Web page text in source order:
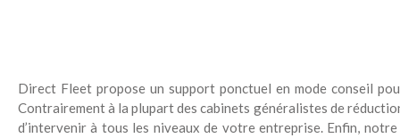
Direct Fleet propose un support ponctuel en mode conseil
Contrairement à la plupart des cabinets généralistes de
d’intervenir à tous les niveaux de votre entreprise. Enfin,